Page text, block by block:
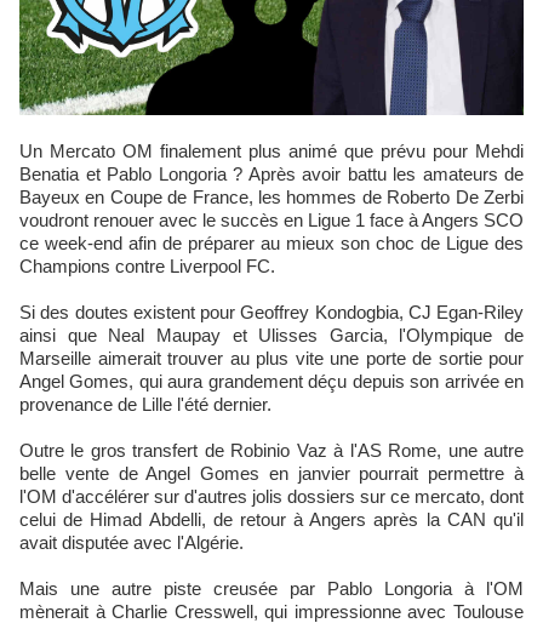
Un Mercato OM finalement plus animé que prévu pour Mehdi
Benatia et Pablo Longoria ? Après avoir battu les amateurs de
Bayeux en Coupe de France, les hommes de Roberto De Zerbi
voudront renouer avec le succès en Ligue 1 face à Angers SCO
ce week-end afin de préparer au mieux son choc de Ligue des
Champions contre Liverpool FC.
Si des doutes existent pour Geoffrey Kondogbia, CJ Egan-Riley
ainsi que Neal Maupay et Ulisses Garcia, l'Olympique de
Marseille aimerait trouver au plus vite une porte de sortie pour
Angel Gomes, qui aura grandement déçu depuis son arrivée en
provenance de Lille l'été dernier.
Outre le gros transfert de Robinio Vaz à l'AS Rome, une autre
belle vente de Angel Gomes en janvier pourrait permettre à
l'OM d'accélérer sur d'autres jolis dossiers sur ce mercato, dont
celui de Himad Abdelli, de retour à Angers après la CAN qu'il
avait disputée avec l'Algérie.
Mais une autre piste creusée par Pablo Longoria à l'OM
mènerait à Charlie Cresswell, qui impressionne avec Toulouse